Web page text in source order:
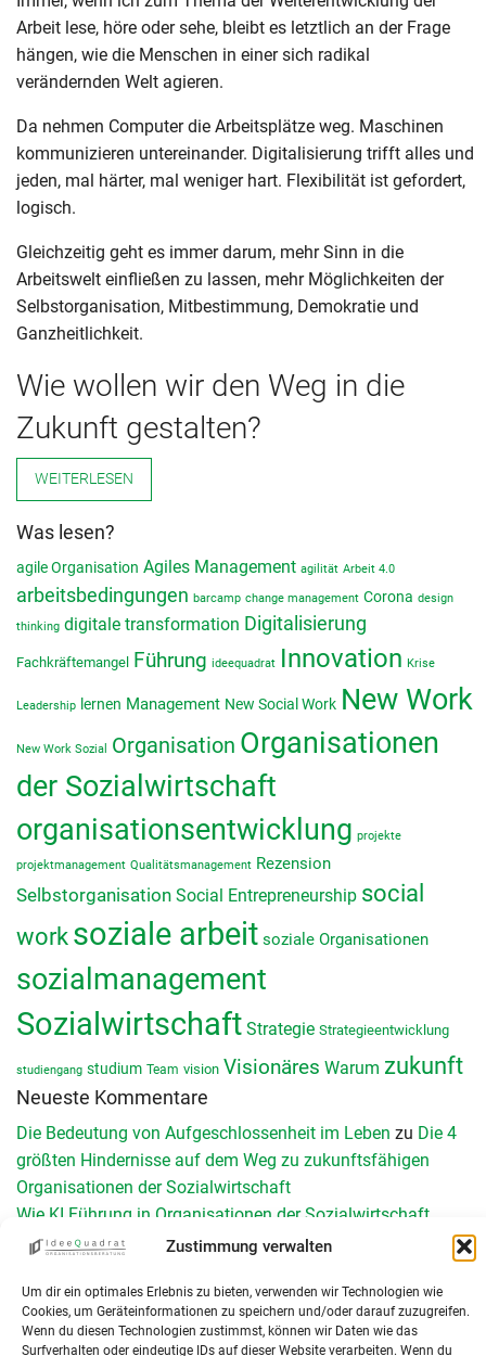
Zustimmung verwalten
Um dir ein optimales Erlebnis zu bieten, verwenden wir Technologien wie
Cookies, um Geräteinformationen zu speichern und/oder darauf zuzugreifen.
Wenn du diesen Technologien zustimmst, können wir Daten wie das
Surfverhalten oder eindeutige IDs auf dieser Website verarbeiten. Wenn du
Arbeit lese, höre oder sehe, bleibt es letztlich an der Frage
hängen, wie die Menschen in einer sich radikal
verändernden Welt agieren.
Da nehmen Computer die Arbeitsplätze weg. Maschinen
kommunizieren untereinander. Digitalisierung trifft alles und
jeden, mal härter, mal weniger hart. Flexibilität ist gefordert,
logisch.
Gleichzeitig geht es immer darum, mehr Sinn in die
Arbeitswelt einfließen zu lassen, mehr Möglichkeiten der
Selbstorganisation, Mitbestimmung, Demokratie und
Ganzheitlichkeit.
Wie wollen wir den Weg in die
Zukunft gestalten?
WEITERLESEN
Was lesen?
agile Organisation Agiles Management agilität Arbeit 4.0
arbeitsbedingungen barcamp change management Corona design
thinking digitale transformation Digitalisierung
Fachkräftemangel Führung ideequadrat Innovation Krise
Leadership lernen Management New Social Work New Work
New Work Sozial Organisation Organisationen
der Sozialwirtschaft
organisationsentwicklung projekte
projektmanagement Qualitätsmanagement Rezension
Selbstorganisation Social Entrepreneurship social
work soziale arbeit soziale Organisationen
sozialmanagement
Sozialwirtschaft Strategie Strategieentwicklung
studiengang studium Team vision Visionäres Warum zukunft
Neueste Kommentare
Die Bedeutung von Aufgeschlossenheit im Leben zu Die 4
größten Hindernisse auf dem Weg zu zukunftsfähigen
Organisationen der Sozialwirtschaft
Wie KI Führung in Organisationen der Sozialwirtschaft
verändert - Teil II - IdeeQuadratzuWie KI Führung in der
Schnittstellen management: Reibungslos versorgen 2026
Schnittstellenmanagement in Organisationen der Sozialen
Arbeit: Herausforderungen, Chancen und konkrete